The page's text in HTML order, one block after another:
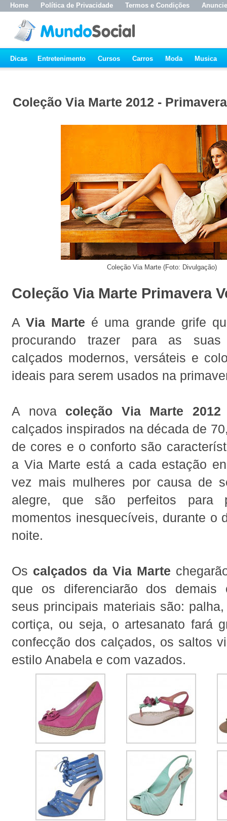
Home Política de Privacidade Termos e Condições Anuncie
Dicas Entretenimento Cursos Carros Moda Musica
Coleção Via Marte 2012 -
Coleção Via Marte (Foto: Divulgação)
Coleção Via Marte Primavera
AVia Marte é uma grande grife
procurando trazer para as suas
calçados modernos, versáteis e
ideais para serem usados na
A nova coleção Via Marte 2012
calçados inspirados na década de
de cores e o conforto são
a Via Marte está a cada estação
vez mais mulheres por causa de
alegre, que são perfeitos para
momentos inesquecíveis, durante o
noite.
Os calçados da Via Marte
que os diferenciarão dos demais
seus principais materiais são:
cortiça, ou seja, o artesanato fará
confecção dos calçados, os saltos
estilo Anabela e com vazados.